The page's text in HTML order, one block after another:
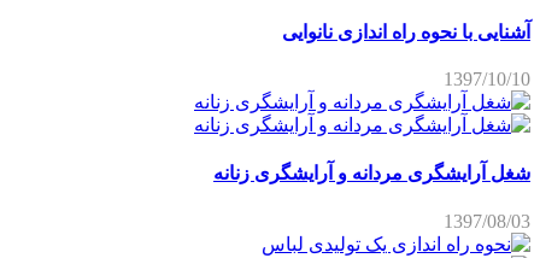
آشنایی با نحوه راه اندازی نانوایی
1397/10/10
شغل آرایشگری مردانه و آرایشگری زنانه
1397/08/03